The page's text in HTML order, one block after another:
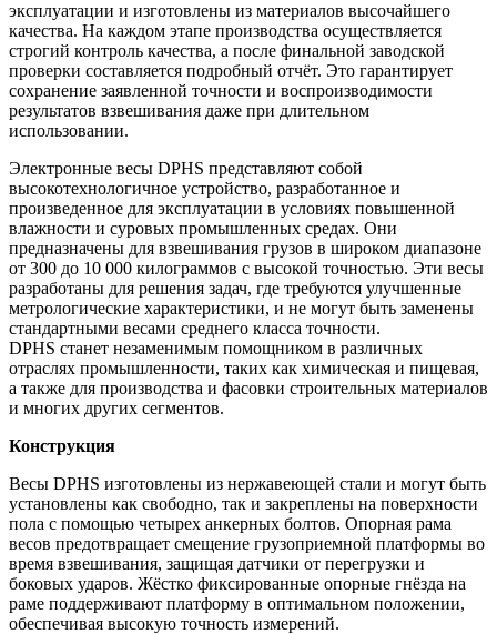
эксплуатации и изготовлены из материалов высочайшего
качества. На каждом этапе производства осуществляется
строгий контроль качества, а после финальной заводской
проверки составляется подробный отчёт. Это гарантирует
сохранение заявленной точности и воспроизводимости
результатов взвешивания даже при длительном
использовании.
Электронные весы DPHS представляют собой
высокотехнологичное устройство, разработанное и
произведенное для эксплуатации в условиях повышенной
влажности и суровых промышленных средах. Они
предназначены для взвешивания грузов в широком диапазоне
от 300 до 10 000 килограммов с высокой точностью. Эти весы
разработаны для решения задач, где требуются улучшенные
метрологические характеристики, и не могут быть заменены
стандартными весами среднего класса точности.
DPHS станет незаменимым помощником в различных
отраслях промышленности, таких как химическая и пищевая,
а также для производства и фасовки строительных материалов
и многих других сегментов.
Конструкция
Весы DPHS изготовлены из нержавеющей стали и могут быть
установлены как свободно, так и закреплены на поверхности
пола с помощью четырех анкерных болтов. Опорная рама
весов предотвращает смещение грузоприемной платформы во
время взвешивания, защищая датчики от перегрузки и
боковых ударов. Жёстко фиксированные опорные гнёзда на
раме поддерживают платформу в оптимальном положении,
обеспечивая высокую точность измерений.